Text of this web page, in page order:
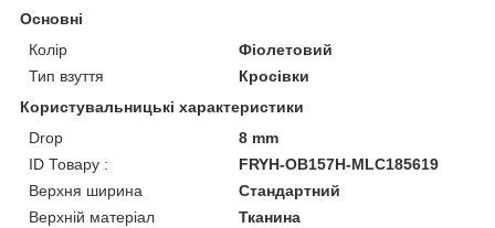
Основні
Колір
Фіолетовий
Тип взуття
Кросівки
Користувальницькі характеристики
Drop
8 mm
ID Товару :
FRYH-OB157H-MLC185619
Верхня ширина
Стандартний
Верхній матеріал
Тканина